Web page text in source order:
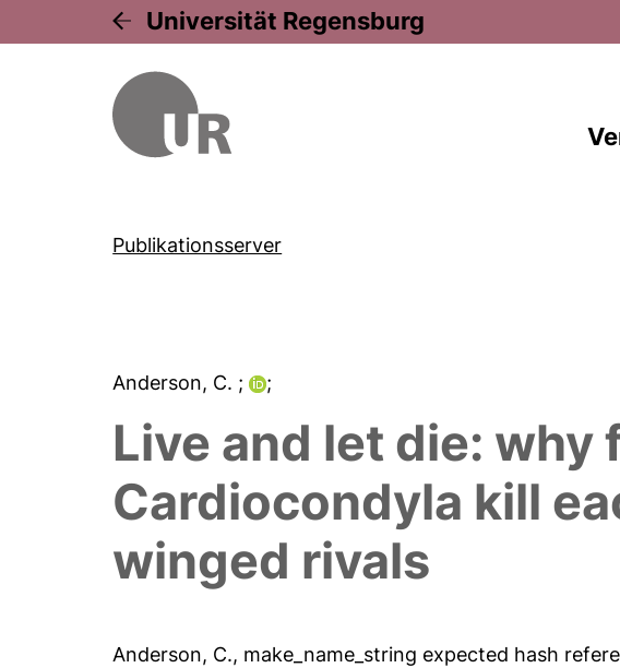
Universität Regensburg
Publikationsserver
Anderson, C. ; ;
Live and let die:
Cardiocondyla kill
winged rivals
Anderson, C., make_name_string expected hash